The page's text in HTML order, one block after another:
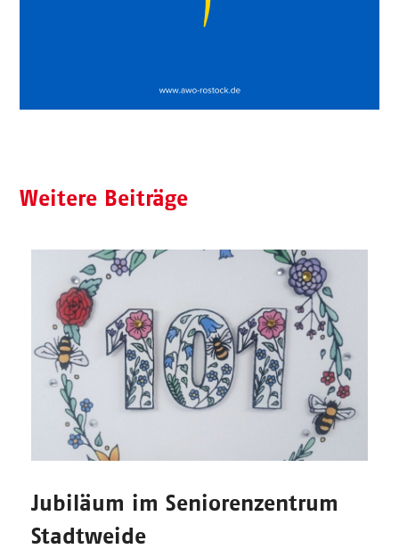
Weitere Beiträge
Jubiläum im Seniorenzentrum
Stadtweide